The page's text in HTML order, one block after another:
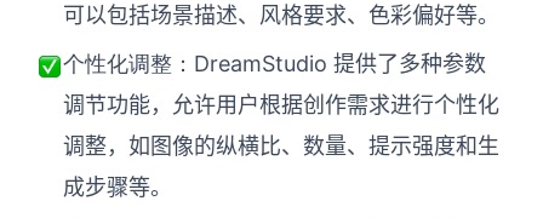
可以包括场景描述、风格要求、色彩偏好等。
个性化调整： DreamStudio 提供了多种参数
调节功能，允许用户根据创作需求进行个性化
调整，如图像的纵横比、数量、提示强度和生
成步骤等。